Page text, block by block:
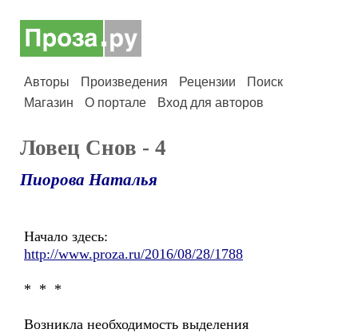
Авторы Произведения Рецензии
Поиск
Магазин
О портале Вход для авторов
Ловец Снов - 4
Пиорова Наталья
Начало здесь:
http://www.proza.ru/2016/08/28/1788
* * *
Возникла необходимость выделения